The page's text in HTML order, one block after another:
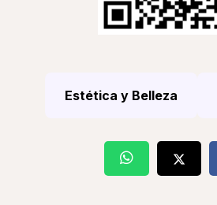
Estética y Belleza